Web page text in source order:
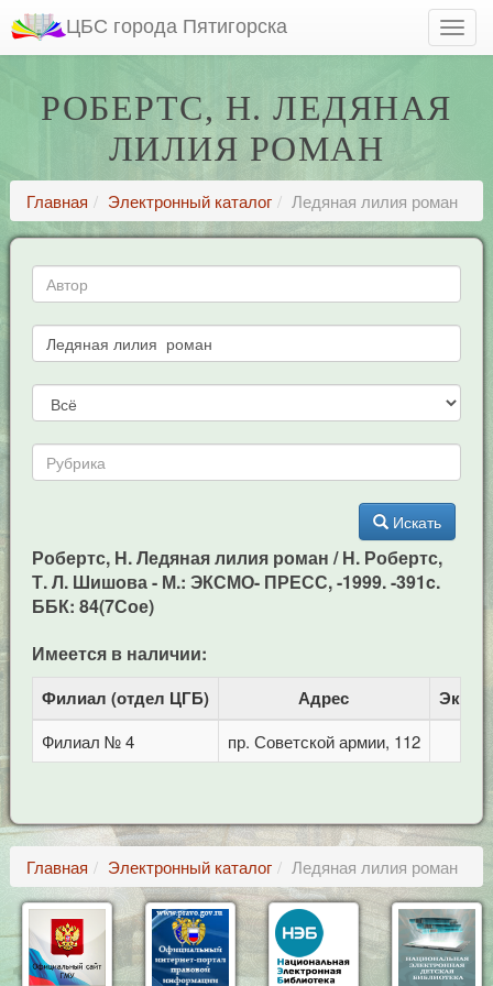
ЦБС города Пятигорска
РОБЕРТС, Н. ЛЕДЯНАЯ
ЛИЛИЯ РОМАН
Главная Электронный каталог Ледяная лилия роман
Искать
Робертс, Н. Ледяная лилия роман / Н. Робертс,
Т. Л. Шишова - М.: ЭКСМО- ПРЕСС, -1999. -391c.
ББК: 84(7Сое)
Имеется в наличии:
Филиал (отдел ЦГБ) Адрес
Филиал № 4 пр. Советской армии, 112
Главная Электронный каталог Ледяная лилия роман